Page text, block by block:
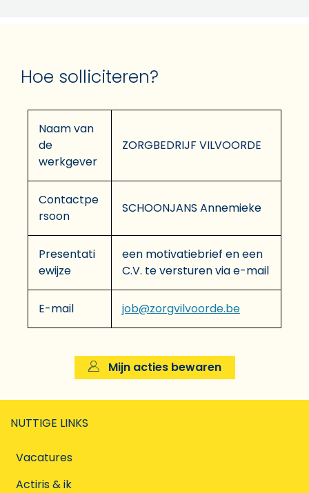
Hoe solliciteren?
Naam van
de
werkgever
ZORGBEDRIJF VILVOORDE
Contactpe
rsoon
SCHOONJANS Annemieke
Presentati
ewijze
een motivatiebrief en een
C.V. te versturen via e-mail
E-mail job@zorgvilvoorde.be
Mijn acties bewaren
NUTTIGE LINKS
Vacatures
Actiris & ik